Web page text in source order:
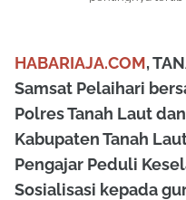
HABARIAJA.COM,
Samsat Pelaihari
Polres Tanah Laut
Kabupaten Tanah
Pengajar Peduli
Sosialisasi kepada